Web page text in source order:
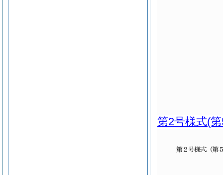
第2号様式(